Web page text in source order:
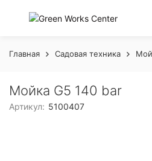
Главная Садовая техника
Мойка G5 140 bar
Артикул: 5100407